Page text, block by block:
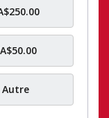
Autre